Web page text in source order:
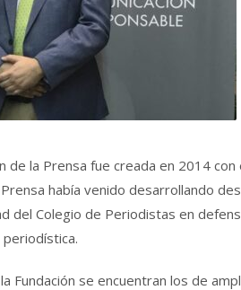
de la Prensa fue creada en 2014
había venido desarrollando
del Colegio de Periodistas en
Fundación se encuentran los de